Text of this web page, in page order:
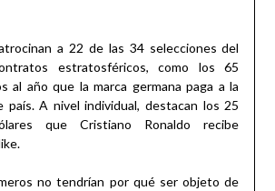
a 22 de las 34 selecciones del
estratosféricos, como los 65
al año que la marca germana paga a la
país. A nivel individual, destacan los 25
que Cristiano Ronaldo recibe
no tendrían por qué ser objeto de